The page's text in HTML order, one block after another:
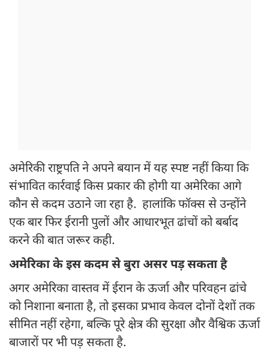
अमेरिकी राष्ट्रपति ने अपने बयान में यह स्पष्ट नहीं किया कि
संभावित कार्रवाई किस प्रकार की होगी या अमेरिका आगे
कौन से कदम उठाने जा रहा है. हालांकि फॉक्स से उन्होंने
एक बार फिर ईरानी पुलों और आधारभूत ढांचों को बर्बाद
करने की बात जरूर कही.
अमेरिका के इस कदम से बुरा असर पड़ सकता है
अगर अमेरिका वास्तव में ईरान के ऊर्जा और परिवहन ढांचे
को निशाना बनाता है, तो इसका प्रभाव केवल दोनों देशों तक
सीमित नहीं रहेगा, बल्कि पूरे क्षेत्र की सुरक्षा और वैश्विक ऊर्जा
बाजारों पर भी पड़ सकता है.